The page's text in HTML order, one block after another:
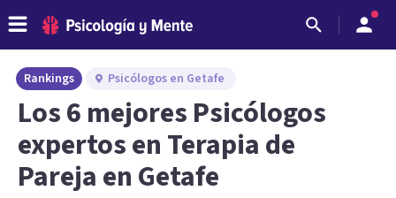
Rankings Psicólogos en Getafe
Los 6 mejores Psicólogos
expertos en Terapia de
Pareja en Getafe